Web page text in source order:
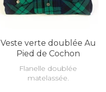
Veste verte doublée Au
Pied de Cochon
Flanelle doublée
matelassée.